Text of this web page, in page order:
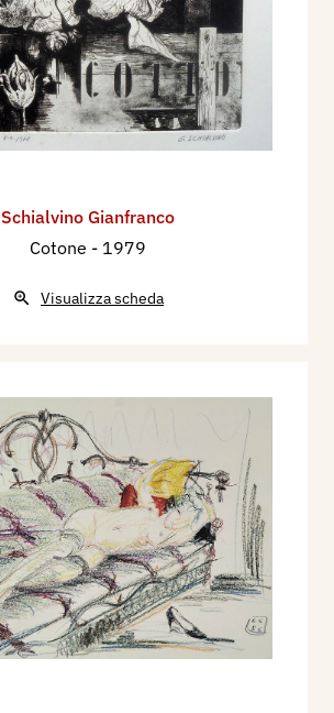
Schialvino ​Gianfranco
Cotone - 1979
Visualizza scheda